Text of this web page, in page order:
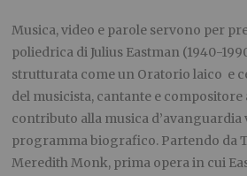
Musica, video e parole servono per
poliedrica di Julius Eastman (1940-
strutturata come un Oratorio laico e
del musicista, cantante e
contributo alla musica
programma biografico. Partendo da
Meredith Monk, prima opera in cui